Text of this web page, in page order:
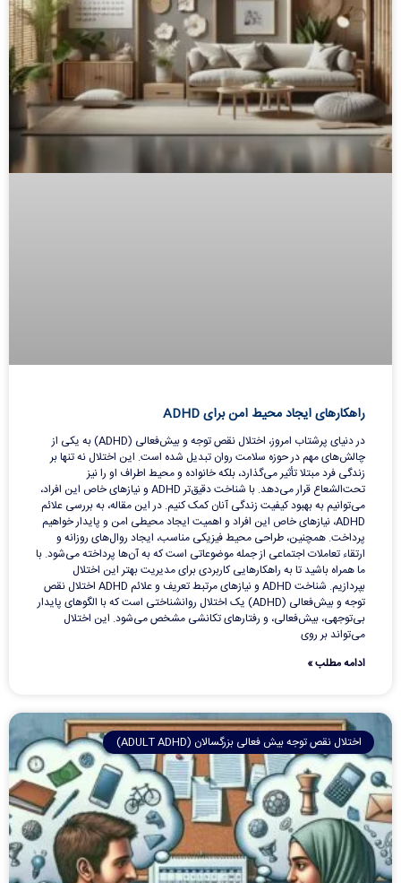
راهکارهای ایجاد محیط امن برای ADHD
در دنیای پرشتاب امروز، اختلال نقص توجه و بیش‌فعالی (ADHD) به یکی از
چالش‌های مهم در حوزه سلامت روان تبدیل شده است. این اختلال نه تنها بر
زندگی فرد مبتلا تأثیر می‌گذارد، بلکه خانواده و محیط اطراف او را نیز
تحت‌الشعاع قرار می‌دهد. با شناخت دقیق‌تر ADHD و نیازهای خاص این افراد،
می‌توانیم به بهبود کیفیت زندگی آنان کمک کنیم. در این مقاله، به بررسی علائم
ADHD، نیازهای خاص این افراد و اهمیت ایجاد محیطی امن و پایدار خواهیم
پرداخت. همچنین، طراحی محیط فیزیکی مناسب، ایجاد روال‌های روزانه و
ارتقاء تعاملات اجتماعی از جمله موضوعاتی است که به آن‌ها پرداخته می‌شود. با
ما همراه باشید تا به راهکارهایی کاربردی برای مدیریت بهتر این اختلال
بپردازیم. شناخت ADHD و نیازهای مرتبط تعریف و علائم ADHD اختلال نقص
توجه و بیش‌فعالی (ADHD) یک اختلال روانشناختی است که با الگوهای پایدار
بی‌توجهی، بیش‌فعالی، و رفتارهای تکانشی مشخص می‌شود. این اختلال
می‌تواند بر روی
ادامه مطلب »
اختلال نقص توجه بیش فعالی بزرگسالان (ADULT ADHD)